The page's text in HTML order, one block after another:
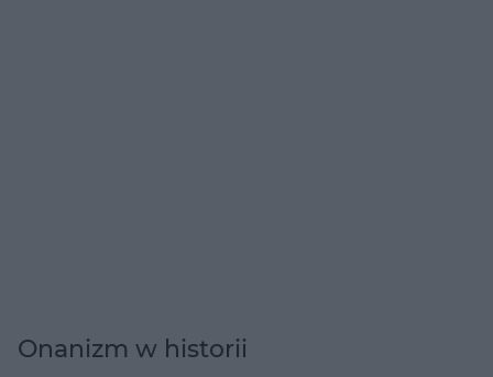
Onanizm w historii